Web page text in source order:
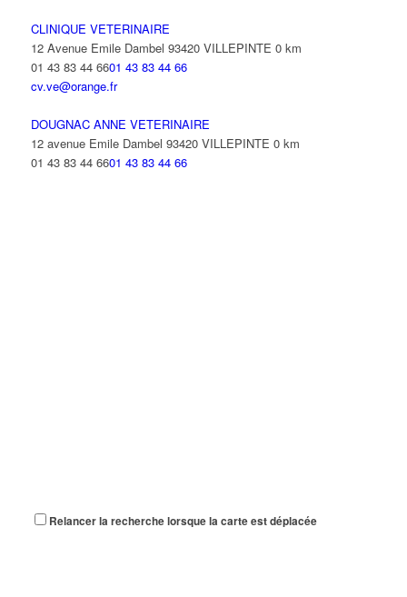
CLINIQUE VETERINAIRE
12 Avenue Emile Dambel 93420 VILLEPINTE 0 km
01 43 83 44 6601 43 83 44 66
cv.ve@orange.fr
DOUGNAC ANNE VETERINAIRE
12 avenue Emile Dambel 93420 VILLEPINTE 0 km
01 43 83 44 6601 43 83 44 66
Relancer la recherche lorsque la carte est déplacée